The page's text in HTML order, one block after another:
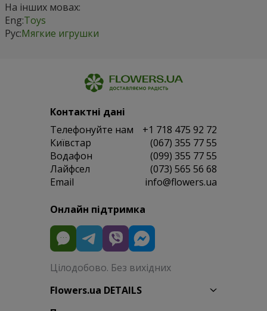
На інших мовах:
Eng:Toys
Рус:Мягкие игрушки
Контактні дані
Телефонуйте нам
+1 718 475 92 72
Київстар
(067) 355 77 55
Водафон
(099) 355 77 55
Лайфсел
(073) 565 56 68
Email
info@flowers.ua
Онлайн підтримка
Цілодобово. Без вихідних
Flowers.ua DETAILS